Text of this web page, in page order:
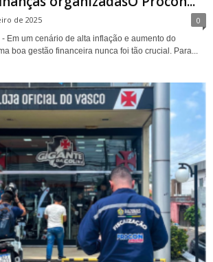
de 2025 0
Em um cenário de alta inflação e aumento do
boa gestão financeira nunca foi tão crucial. Para...